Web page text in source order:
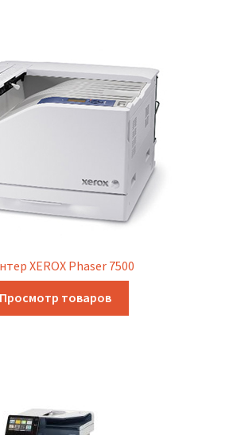
XEROX Phaser 7500
Просмотр товаров